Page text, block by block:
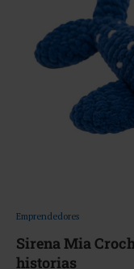
Emprendedores
Sirena Mia
historias